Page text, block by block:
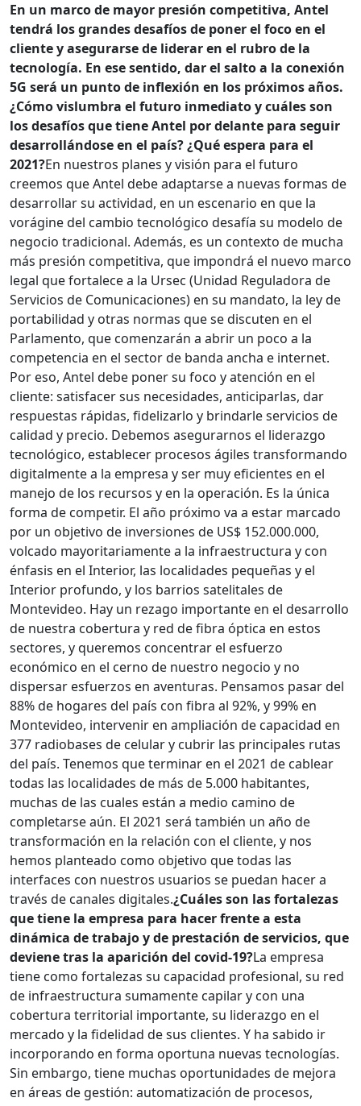
En un marco de mayor presión competitiva, Antel
tendrá los grandes desafíos de poner el foco en el
cliente y asegurarse de liderar en el rubro de la
tecnología. En ese sentido, dar el salto a la conexión
5G será un punto de inflexión en los próximos años.
¿Cómo vislumbra el futuro inmediato y cuáles son
los desafíos que tiene Antel por delante para seguir
desarrollándose en el país? ¿Qué espera para el
2021?En nuestros planes y visión para el futuro
creemos que Antel debe adaptarse a nuevas formas de
desarrollar su actividad, en un escenario en que la
vorágine del cambio tecnológico desafía su modelo de
negocio tradicional. Además, es un contexto de mucha
más presión competitiva, que impondrá el nuevo marco
legal que fortalece a la Ursec (Unidad Reguladora de
Servicios de Comunicaciones) en su mandato, la ley de
portabilidad y otras normas que se discuten en el
Parlamento, que comenzarán a abrir un poco a la
competencia en el sector de banda ancha e internet.
Por eso, Antel debe poner su foco y atención en el
cliente: satisfacer sus necesidades, anticiparlas, dar
respuestas rápidas, fidelizarlo y brindarle servicios de
calidad y precio. Debemos asegurarnos el liderazgo
tecnológico, establecer procesos ágiles transformando
digitalmente a la empresa y ser muy eficientes en el
manejo de los recursos y en la operación. Es la única
forma de competir. El año próximo va a estar marcado
por un objetivo de inversiones de US$ 152.000.000,
volcado mayoritariamente a la infraestructura y con
énfasis en el Interior, las localidades pequeñas y el
Interior profundo, y los barrios satelitales de
Montevideo. Hay un rezago importante en el desarrollo
de nuestra cobertura y red de fibra óptica en estos
sectores, y queremos concentrar el esfuerzo
económico en el cerno de nuestro negocio y no
dispersar esfuerzos en aventuras. Pensamos pasar del
88% de hogares del país con fibra al 92%, y 99% en
Montevideo, intervenir en ampliación de capacidad en
377 radiobases de celular y cubrir las principales rutas
del país. Tenemos que terminar en el 2021 de cablear
todas las localidades de más de 5.000 habitantes,
muchas de las cuales están a medio camino de
completarse aún. El 2021 será también un año de
transformación en la relación con el cliente, y nos
hemos planteado como objetivo que todas las
interfaces con nuestros usuarios se puedan hacer a
través de canales digitales.¿Cuáles son las fortalezas
que tiene la empresa para hacer frente a esta
dinámica de trabajo y de prestación de servicios, que
deviene tras la aparición del covid-19?La empresa
tiene como fortalezas su capacidad profesional, su red
de infraestructura sumamente capilar y con una
cobertura territorial importante, su liderazgo en el
mercado y la fidelidad de sus clientes. Y ha sabido ir
incorporando en forma oportuna nuevas tecnologías.
Sin embargo, tiene muchas oportunidades de mejora
en áreas de gestión: automatización de procesos,